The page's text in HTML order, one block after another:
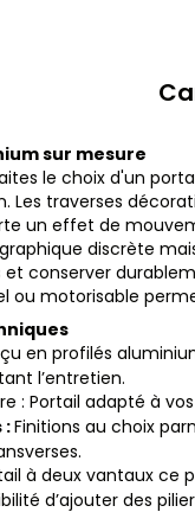
sur mesure
le choix d'un
Les traverses
un effet de
discrète
conserver
motorisable
en profilés
l’entretien.
: Portail adapté à
:Finitions au choix
à deux vantaux
d’ajouter des